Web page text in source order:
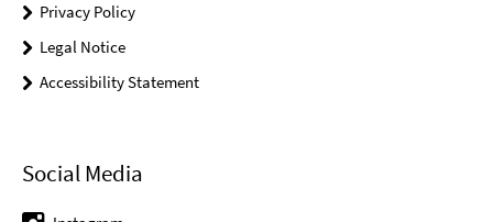
Privacy Policy
Legal Notice
Accessibility Statement
Social Media